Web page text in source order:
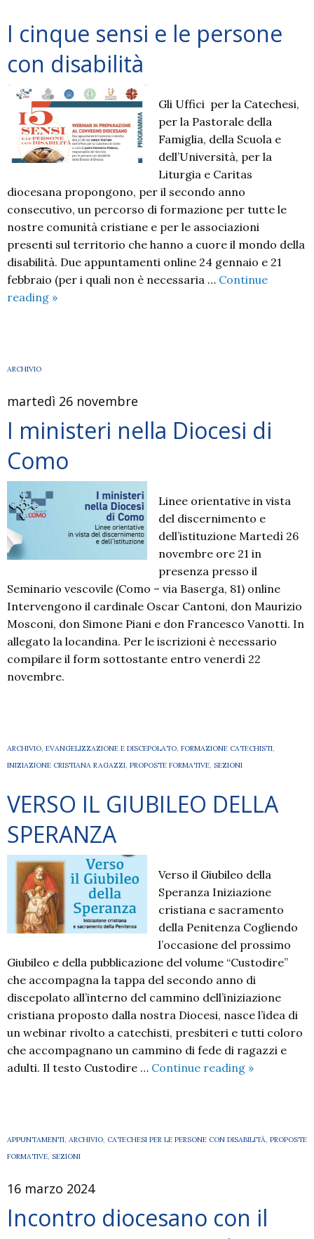
I cinque sensi e le persone
con disabilità
Gli Uffici per la Catechesi,
per la Pastorale della
Famiglia, della Scuola e
dell’Università, per la
Liturgia e Caritas
diocesana propongono, per il secondo anno
consecutivo, un percorso di formazione per tutte le
nostre comunità cristiane e per le associazioni
presenti sul territorio che hanno a cuore il mondo della
disabilità. Due appuntamenti online 24 gennaio e 21
febbraio (per i quali non è necessaria … Continue
reading I
con
disabilità
»
ARCHIVIO
martedì 26 novembre
I ministeri nella Diocesi di
Como
Linee orientative in vista
del discernimento e
dell’istituzione Martedì 26
novembre ore 21 in
presenza presso il
Seminario vescovile (Como – via Baserga, 81) online
Intervengono il cardinale Oscar Cantoni, don Maurizio
Mosconi, don Simone Piani e don Francesco Vanotti. In
allegato la locandina. Per le iscrizioni è necessario
compilare il form sottostante entro venerdì 22
novembre.
ARCHIVIO, EVANGELIZZAZIONE E DISCEPOLATO, FORMAZIONE CATECHISTI,
INIZIAZIONE CRISTIANA RAGAZZI, PROPOSTE FORMATIVE, SEZIONI
VERSO IL GIUBILEO DELLA
SPERANZA
Verso il Giubileo della
Speranza Iniziazione
cristiana e sacramento
della Penitenza Cogliendo
l’occasione del prossimo
Giubileo e della pubblicazione del volume “Custodire”
che accompagna la tappa del secondo anno di
discepolato all’interno del cammino dell’iniziazione
cristiana proposto dalla nostra Diocesi, nasce l’idea di
un webinar rivolto a catechisti, presbiteri e tutti coloro
che accompagnano un cammino di fede di ragazzi e
adulti. Il testo Custodire … Continue reading VERSO
SPERANZA
»
APPUNTAMENTI, ARCHIVIO, CATECHESI PER LE PERSONE CON DISABILITÀ, PROPOSTE
FORMATIVE, SEZIONI
16 marzo 2024
Incontro diocesano con il